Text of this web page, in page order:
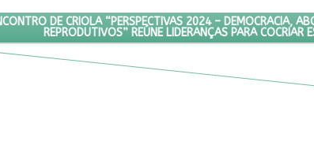
ANTERIOR: ENCONTRO DE CRIOLA “PERSPECTIVAS 2024 –
DE CRIOLA “PERSPECTIVAS 2024 – DEMOCRACIA,
REPRODUTIVOS” REÚNE LIDERANÇAS PARA COCRIAR